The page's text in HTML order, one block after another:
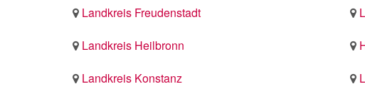
Landkreis Freudenstadt
Landkreis Heilbronn
Landkreis Konstanz